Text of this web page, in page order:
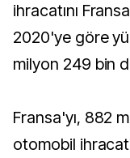
ihracatını
2020'ye göre
milyon 249 bin
Fransa'yı, 882
otomobil